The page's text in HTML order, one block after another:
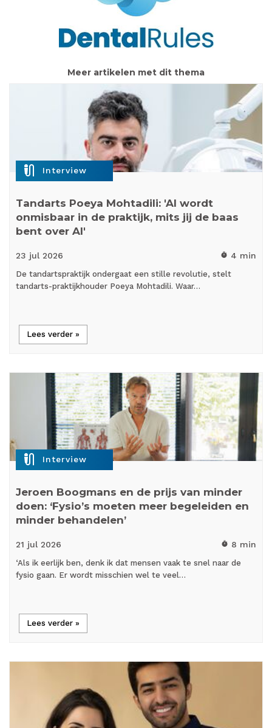
Meer artikelen met dit thema
mic_external_on Interview
Tandarts Poeya Mohtadili: 'AI wordt
onmisbaar in de praktijk, mits jij de baas
bent over AI'
23 jul 2026 timer 4 min
De tandartspraktijk ondergaat een stille revolutie, stelt
tandarts-praktijkhouder Poeya Mohtadili. Waar…
Lees verder »
mic_external_on Interview
Jeroen Boogmans en de prijs van minder
doen: ‘Fysio’s moeten meer begeleiden en
minder behandelen’
21 jul 2026 timer 8 min
‘Als ik eerlijk ben, denk ik dat mensen vaak te snel naar de
fysio gaan. Er wordt misschien wel te veel…
Lees verder »